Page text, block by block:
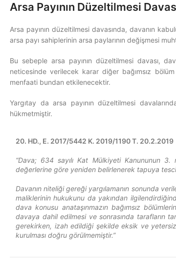
Arsa Payının Düzeltilmesi
Arsa payının düzeltilmesi davasında, davanın
arsa payı sahiplerinin arsa paylarının değişmesi
Bu sebeple arsa payının düzeltilmesi davası,
neticesinde verilecek karar diğer bağımsız bölüm
menfaati bundan etkilenecektir.
Yargıtay da arsa payının düzeltilmesi
hükmetmiştir.
20. HD., E. 2017/5442 K. 2019/1190 T. 20.2.2019
“Dava; 634 sayılı Kat Mülkiyeti Kanununun 3.
değerlerine göre yeniden belirlenerek tapuya
Davanın niteliği gereği yargılamanın sonunda
maliklerinin hukukunu da yakından
dava konusu anataşınmazın bağımsız
davaya dahil edilmesi ve sonrasında tarafların
gerekirken, izah edildiği şekilde eksik ve yetersiz
kurulması doğru görülmemiştir.”